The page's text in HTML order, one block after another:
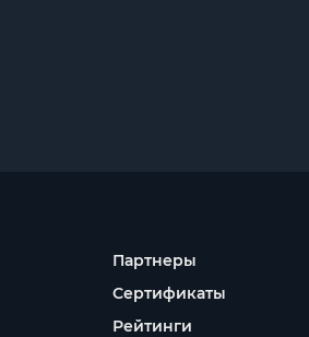
Партнеры
Сертификаты
Рейтинги